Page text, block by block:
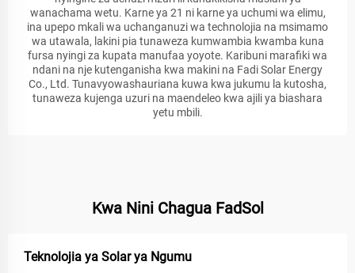
wanachama wetu. Karne ya 21 ni karne ya uchumi wa elimu,
ina upepo mkali wa uchanganuzi wa technolojia na msimamo
wa utawala, lakini pia tunaweza kumwambia kwamba kuna
fursa nyingi za kupata manufaa yoyote. Karibuni marafiki wa
ndani na nje kutenganisha kwa makini na Fadi Solar Energy
Co., Ltd. Tunavyowashauriana kuwa kwa jukumu la kutosha,
tunaweza kujenga uzuri na maendeleo kwa ajili ya biashara
yetu mbili.
Kwa Nini Chagua FadSol
Teknolojia ya Solar ya Ngumu